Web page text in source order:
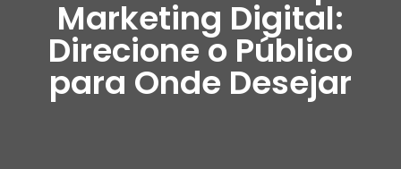
Marketing Digital:
Direcione o Público
para Onde Desejar